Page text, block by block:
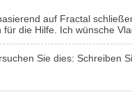
auf Fractal
die Hilfe. Ich wünsche
Sie dies: Schreiben